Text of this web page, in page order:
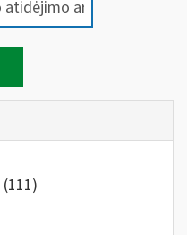
(111)